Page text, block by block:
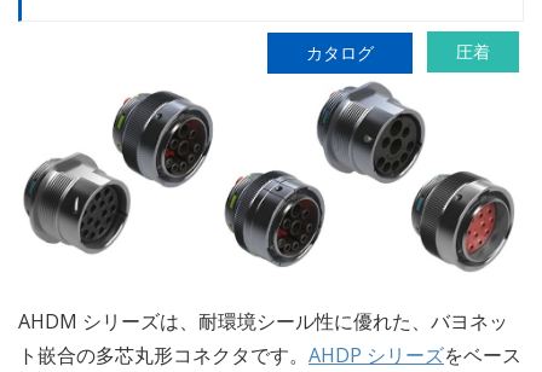
カタログ 圧着
AHDM シリーズは、耐環境シール性に優れた、バヨネッ
ト嵌合の多芯丸形コネクタです。 AHDP シリーズをベース